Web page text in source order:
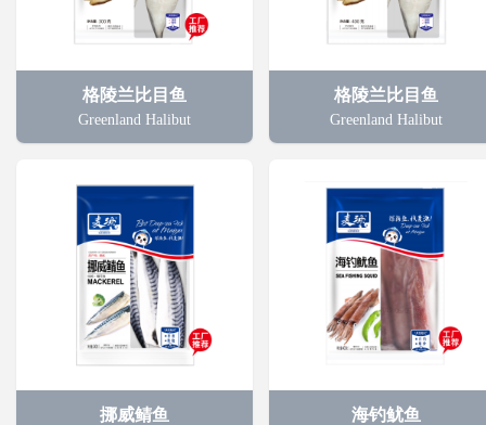
格陵兰比目鱼
Greenland Halibut
格陵兰比目鱼
Greenland Halibut
挪威鲭鱼 海钓鱿鱼